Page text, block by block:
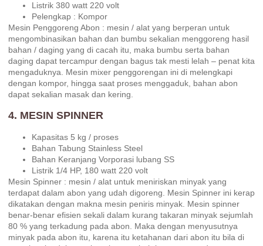
Listrik 380 watt 220 volt
Pelengkap : Kompor
Mesin Penggoreng Abon : mesin / alat yang berperan untuk
mengombinasikan bahan dan bumbu sekalian menggoreng hasil
bahan / daging yang di cacah itu, maka bumbu serta bahan
daging dapat tercampur dengan bagus tak mesti lelah – penat kita
mengaduknya. Mesin mixer penggorengan ini di melengkapi
dengan kompor, hingga saat proses menggaduk, bahan abon
dapat sekalian masak dan kering.
4. MESIN SPINNER
Kapasitas 5 kg / proses
Bahan Tabung Stainless Steel
Bahan Keranjang Vorporasi lubang SS
Listrik 1/4 HP, 180 watt 220 volt
Mesin Spinner : mesin / alat untuk meniriskan minyak yang
terdapat dalam abon yang udah digoreng. Mesin Spinner ini kerap
dikatakan dengan makna mesin peniris minyak. Mesin spinner
benar-benar efisien sekali dalam kurang takaran minyak sejumlah
80 % yang terkadung pada abon. Maka dengan menyusutnya
minyak pada abon itu, karena itu ketahanan dari abon itu bila di